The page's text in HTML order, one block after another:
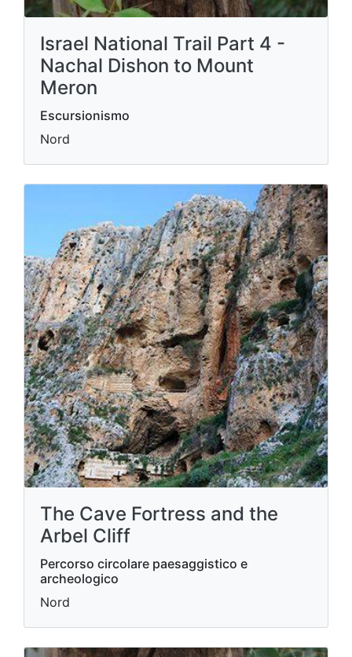
Israel National Trail Part 4 -
Nachal Dishon to Mount
Meron
Escursionismo
Nord
The Cave Fortress and the
Arbel Cliff
Percorso circolare paesaggistico e
archeologico
Nord